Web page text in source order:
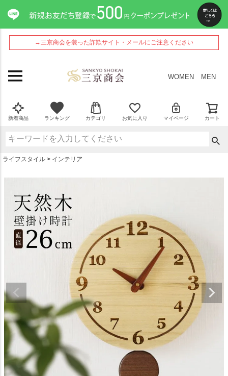
→三京商会を装った詐欺サイト・メールにご注意ください
WOMEN MEN
新着商品 ランキング カテゴリ お気に入り マイページ カート
ライフスタイル インテリア
ペー
ジト
ップ
へ